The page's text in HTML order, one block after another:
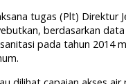
tugas (Plt) Direktur
berdasarkan
pada tahun 2014